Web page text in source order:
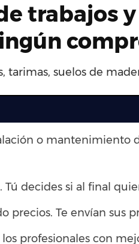
trabajos
suelos de
o mantenimiento
Tú decides si al final
precios. Te envían sus
profesionales con